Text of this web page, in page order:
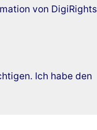
von DigiRights
Ich habe den